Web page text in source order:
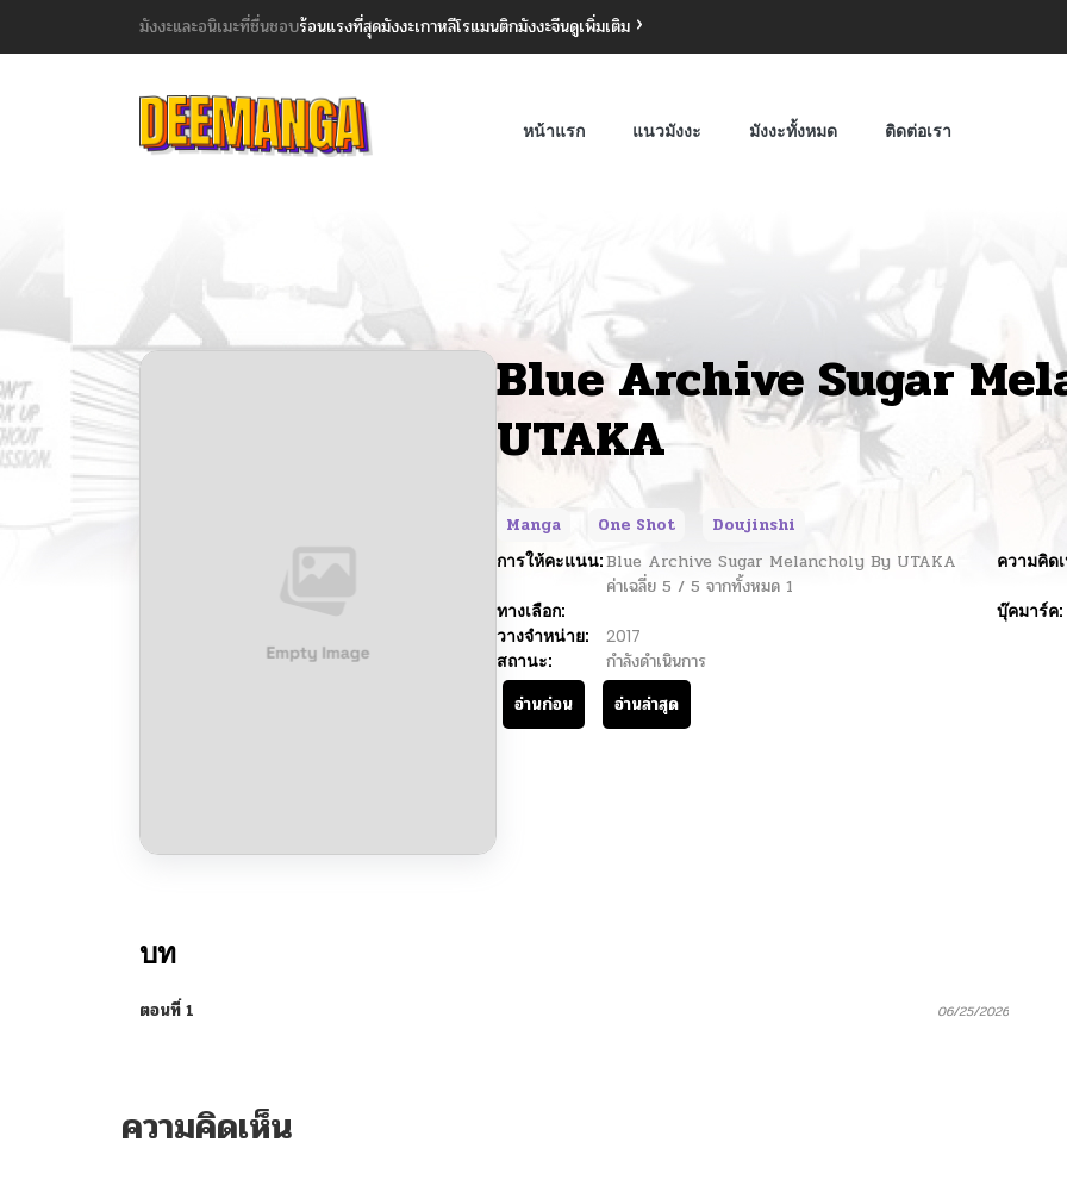
มังงะและอนิเมะที่ชื่นชอบร้อนแรงที่สุดมังงะเกาหลีโรแมนติกมังงะจีนดูเพิ่มเติม
หน้าแรก แนวมังงะ มังงะทั้งหมด ติดต่อเรา
Blue Archive Sugar
UTAKA
Manga One Shot
Doujinshi
การให้คะแนน:Blue Archive Sugar Melancholy By UTAKA
ค่าเฉลี่ย 5 / 5 จากทั้งหมด 1
ความคิด
ทางเลือก:
บุ๊คมาร์ค:
วางจำหน่าย:
2017
สถานะ:
กำลังดำเนินการ
อ่านก่อน
อ่านล่าสุด
บท
ตอนที่ 1 06/25/2026
ความคิดเห็น